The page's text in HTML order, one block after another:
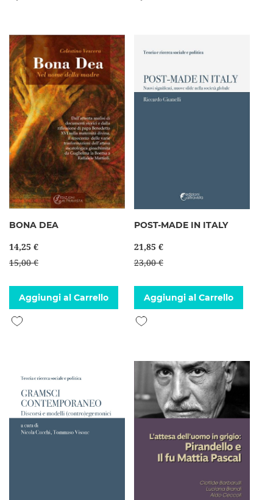
BONA DEA
14,25 €
15,00 €
Aggiungi al Carrello
Aggiungi alla lista desideri
POST-MADE IN ITALY
21,85 €
23,00 €
Aggiungi al Carrello
Aggiungi alla lista desideri